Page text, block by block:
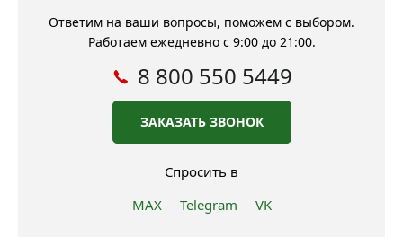
Ответим на ваши вопросы, поможем с выбором.
Работаем ежедневно с 9:00 до 21:00.
8 800 550 5449
ЗАКАЗАТЬ ЗВОНОК
Спросить в
MAX
Telegram VK